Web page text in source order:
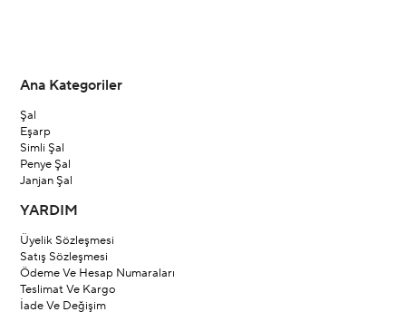
Ana Kategoriler
Şal
Eşarp
Simli Şal
Penye Şal
Janjan Şal
YARDIM
Üyelik Sözleşmesi
Satış Sözleşmesi
Ödeme Ve Hesap Numaraları
Teslimat Ve Kargo
İade Ve Değişim